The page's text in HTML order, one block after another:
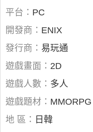
平台： PC
開發商： ENIX
發行商： 易玩通
遊戲畫面： 2D
遊戲人數： 多人
遊戲題材： MMORPG
地 區： 日韓